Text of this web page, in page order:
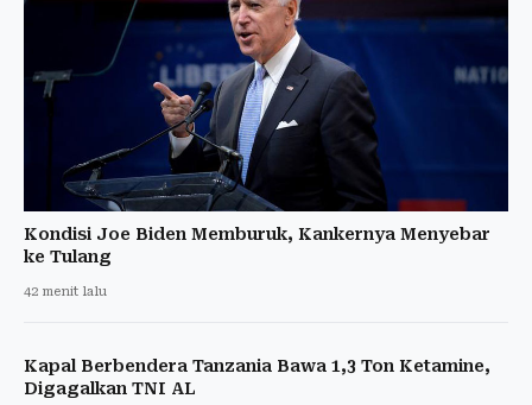
Kondisi Joe Biden Memburuk, Kankernya Menyebar
ke Tulang
42 menit lalu
Kapal Berbendera Tanzania Bawa 1,3 Ton Ketamine,
Digagalkan TNI AL